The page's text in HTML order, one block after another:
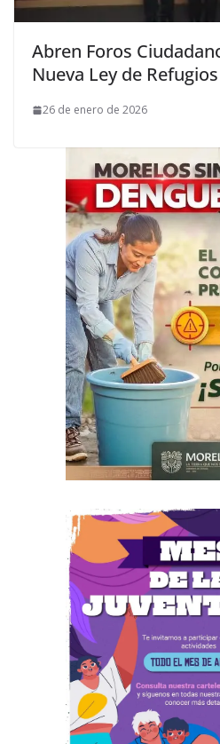
Abren Foros
Nueva Ley de
26 de enero de 2026